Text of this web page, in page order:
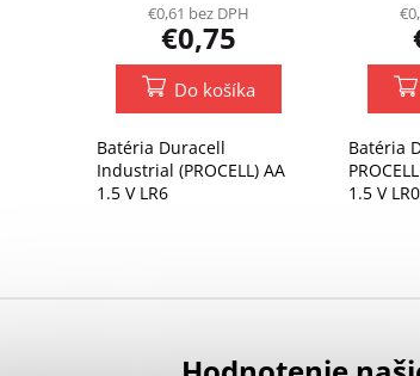
€0,61 bez DPH
€0,75
Do košíka
Batéria Duracell
Industrial (PROCELL) AA
1.5 V LR6
Batéria
1.5 V